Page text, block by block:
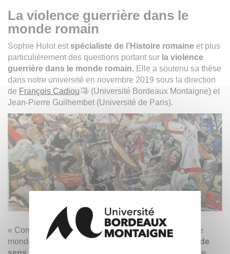
La violence guerrière dans le
monde romain
Sophie Hulot est spécialiste de l’Histoire romaine et plus
particulièrement des questions portant sur la violence
guerrière dans le monde romain. Elle a soutenu sa thèse
dans notre université en novembre 2019 sous la direction
de François Cadiou
(Université Bordeaux Montaigne) et
Jean-Pierre Guilhembet (Université de Paris).
« Comme je travaille sur la violence de guerre dans le
monde romain, je dirais [que je suis] :
« chercheuse de